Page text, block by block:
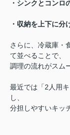
・シンクとコンロ
・収納を上下に分
さらに、冷蔵庫・
て並べることで、
調理の流れがスム
最近では「2人用
し、
分担しやすいキッ